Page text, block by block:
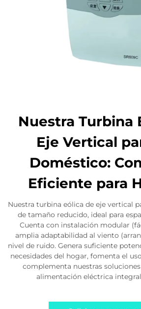
Nuestra Turbina
Eje Vertical
Doméstico:
Eficiente para
Nuestra turbina eólica de eje vertical
de tamaño reducido, ideal para
Cuenta con instalación modular
amplia adaptabilidad al viento
nivel de ruido. Genera suficiente
necesidades del hogar, fomenta el
complementa nuestras
alimentación eléctrica